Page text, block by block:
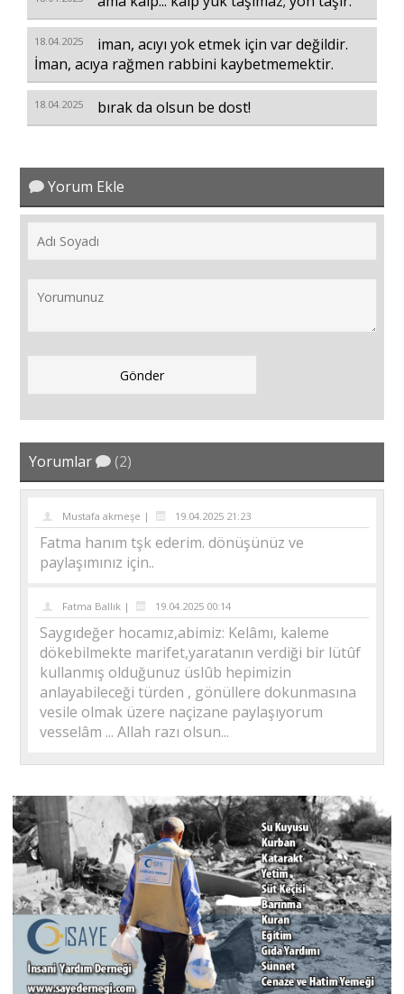
18.04.2025
iman, acıyı yok etmek için var değildir.
İman, acıya rağmen rabbini kaybetmemektir.
18.04.2025 bırak da olsun be dost!
Yorum Ekle
Yorumlar (2)
Mustafa akmeşe | 19.04.2025 21:23
Fatma hanım tşk ederim. dönüşünüz ve
paylaşımınız için..
Fatma Ballık | 19.04.2025 00:14
Saygıdeğer hocamız,abimiz: Kelâmı, kaleme
dökebilmekte marifet,yaratanın verdiği bir lütûf
kullanmış olduğunuz üslûb hepimizin
anlayabileceği türden , gönüllere dokunmasına
vesile olmak üzere naçizane paylaşıyorum
vesselâm ... Allah razı olsun...